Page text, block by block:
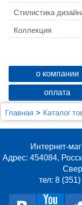
Стилистика
Коллекция
о компании
оплата
Главная Каталог
Дозатор Migliore
Интернет-
Адрес: 454084,
тел: 8